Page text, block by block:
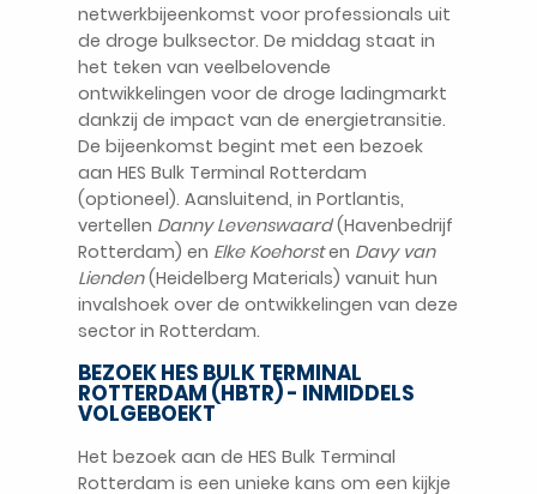
netwerkbijeenkomst voor professionals uit
de droge bulksector. De middag staat in
het teken van veelbelovende
ontwikkelingen voor de droge ladingmarkt
dankzij de impact van de energietransitie.
De bijeenkomst begint met een bezoek
aan HES Bulk Terminal Rotterdam
(optioneel). Aansluitend, in Portlantis,
vertellen Danny Levenswaard(Havenbedrijf
Rotterdam) en Elke Koehorsten Davy van
Lienden(Heidelberg Materials) vanuit hun
invalshoek over de ontwikkelingen van deze
sector in Rotterdam.
BEZOEK HES BULK TERMINAL
ROTTERDAM (HBTR) - INMIDDELS
VOLGEBOEKT
Het bezoek aan de HES Bulk Terminal
Rotterdam is een unieke kans om een kijkje